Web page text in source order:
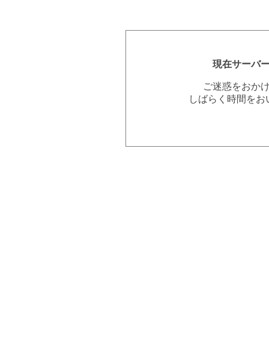
現在サーバ
ご迷惑をおか
しばらく時間を